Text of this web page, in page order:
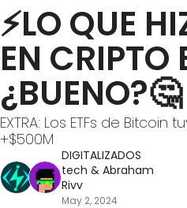
⚡LO QUE
EN CRIPTO
¿BUENO?🤔
EXTRA: Los ETFs de Bitcoin
+$500M
DIGITALIZADOS
tech & Abraham
Rivv
May 2, 2024